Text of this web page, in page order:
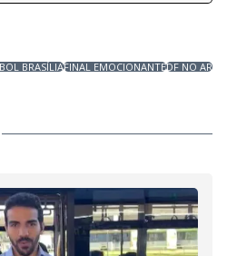
BRASÍLIAFINAL EMOCIONANTEDF NO AR